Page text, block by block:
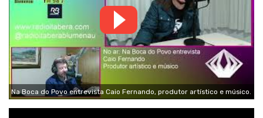
Na Boca do Povo entrevista Caio Fernando, produtor artístico e músico.